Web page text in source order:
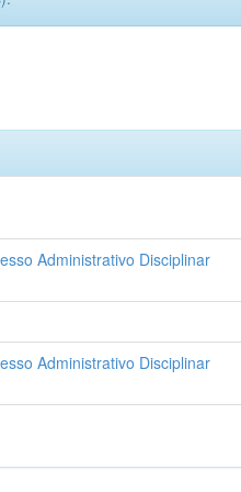
Administrativo Disciplinar
Administrativo Disciplinar